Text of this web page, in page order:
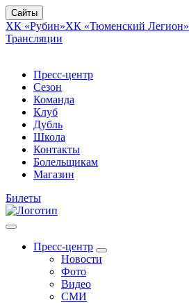
Сайты
ХК «Рубин»ХК «Тюменский Легион»
Трансляции
Пресс-центр
Сезон
Команда
Клуб
Дубль
Школа
Контакты
Болельщикам
Магазин
Билеты
Пресс-центр
Новости
Фото
Видео
СМИ